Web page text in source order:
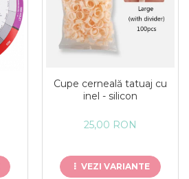
Cupe cerneală tatuaj cu
inel - silicon
25,00 RON
VEZI VARIANTE